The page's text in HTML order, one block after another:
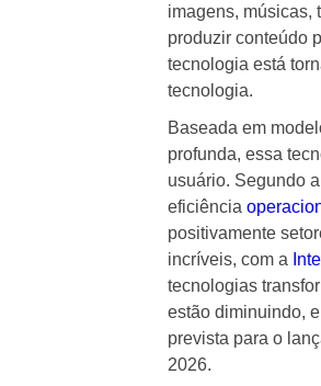
imagens, músicas,
produzir conteúdo
tecnologia está
tecnologia.
Baseada em
profunda, essa
usuário. Segundo
eficiência
positivamente
incríveis, com a
tecnologias
estão diminuindo,
prevista para o
2026.